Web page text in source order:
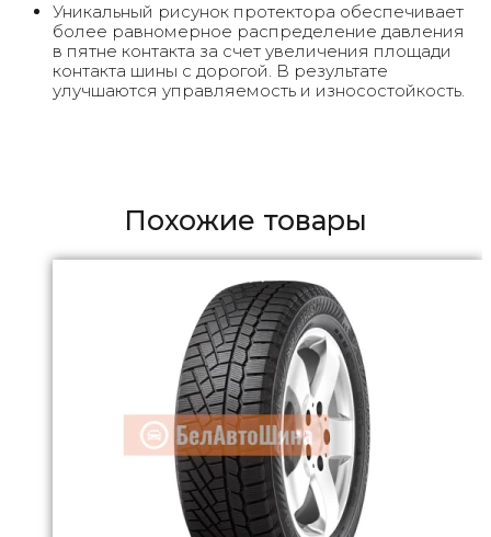
Уникальный рисунок протектора обеспечивает
более равномерное распределение давления
в пятне контакта за счет увеличения площади
контакта шины с дорогой. В результате
улучшаются управляемость и износостойкость.
Похожие товары